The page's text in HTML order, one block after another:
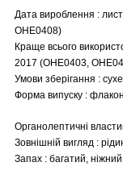
Дата вироблення :
OHE0408)
Краще всього
2017 (OHE0403,
Умови зберігання :
Форма випуску :
Органолептичні
Зовнішній вигляд :
Запах : багатий,